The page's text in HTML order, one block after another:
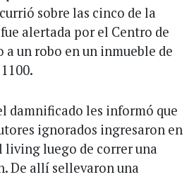
sobre las cinco de la
alertada por el Centro de
un robo en un inmueble de
damnificado les informó que
ignorados ingresaron en
living luego de correr una
De allí sellevaron una